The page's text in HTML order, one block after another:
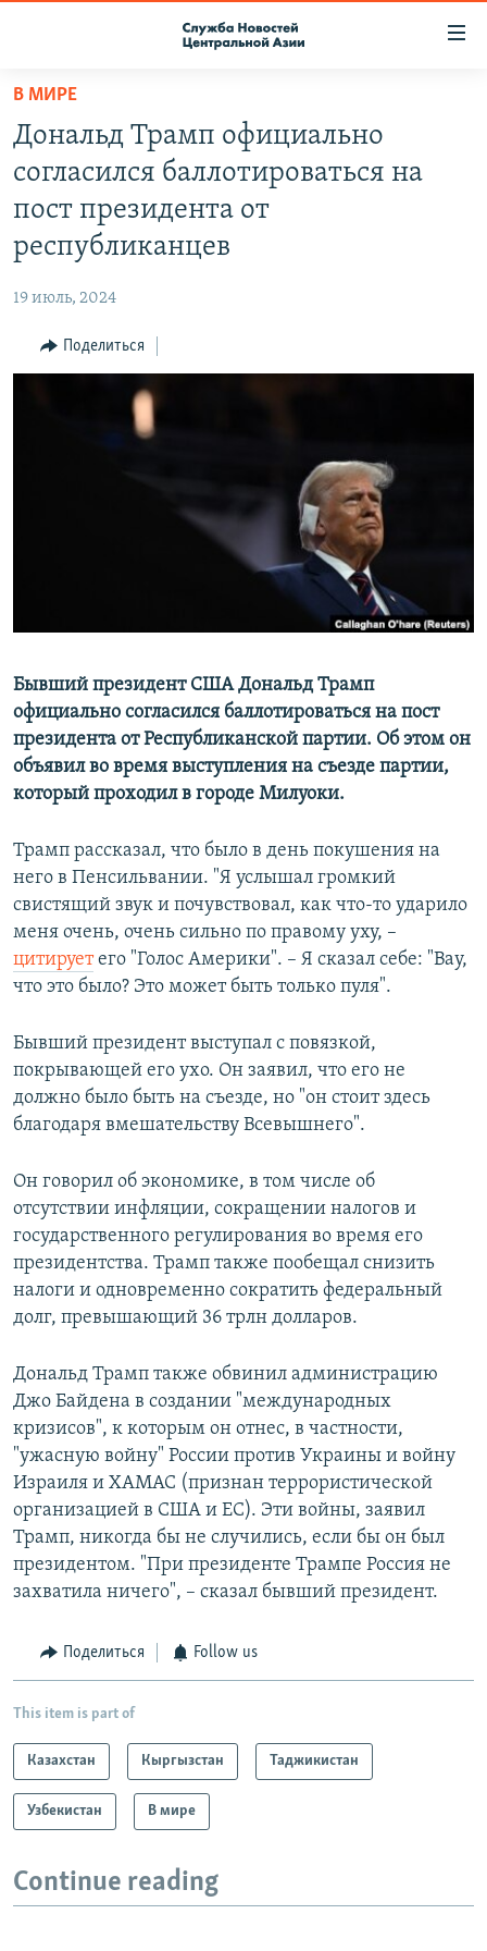
Вернуться
основному
содержанию
главной
Вернутся
поиску
ПОДПИСКА
RFE/RL ДИРЕКТ
МИГРАНТ МЕДИА
В МИРЕ
Дональд Трамп официально
согласился баллотироваться на
пост президента от
республиканцев
19 июль, 2024
Поделиться
Бывший президент США Дональд Трамп
официально согласился баллотироваться на пост
президента от Республиканской партии. Об этом он
объявил во время выступления на съезде партии,
который проходил в городе Милуоки.
Трамп рассказал, что было в день покушения на
него в Пенсильвании. "Я услышал громкий
свистящий звук и почувствовал, как что-то ударило
меня очень, очень сильно по правому уху, –
цитируетего "Голос Америки". – Я сказал себе: "Вау,
что это было? Это может быть только пуля".
Бывший президент выступал с повязкой,
покрывающей его ухо. Он заявил, что его не
должно было быть на съезде, но "он стоит здесь
благодаря вмешательству Всевышнего".
Он говорил об экономике, в том числе об
отсутствии инфляции, сокращении налогов и
государственного регулирования во время его
президентства. Трамп также пообещал снизить
налоги и одновременно сократить федеральный
долг, превышающий 36 трлн долларов.
Дональд Трамп также обвинил администрацию
Джо Байдена в создании "международных
кризисов", к которым он отнес, в частности,
"ужасную войну" России против Украины и войну
Израиля и ХАМАС (признан террористической
организацией в США и ЕС). Эти войны, заявил
Трамп, никогда бы не случились, если бы он был
президентом. "При президенте Трампе Россия не
захватила ничего", – сказал бывший президент.
Поделиться Follow us
This item is part of
Казахстан Кыргызстан Таджикистан
Узбекистан В мире
Continue reading